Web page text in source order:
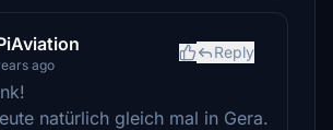
ago
Reply
natürlich gleich mal in Gera.